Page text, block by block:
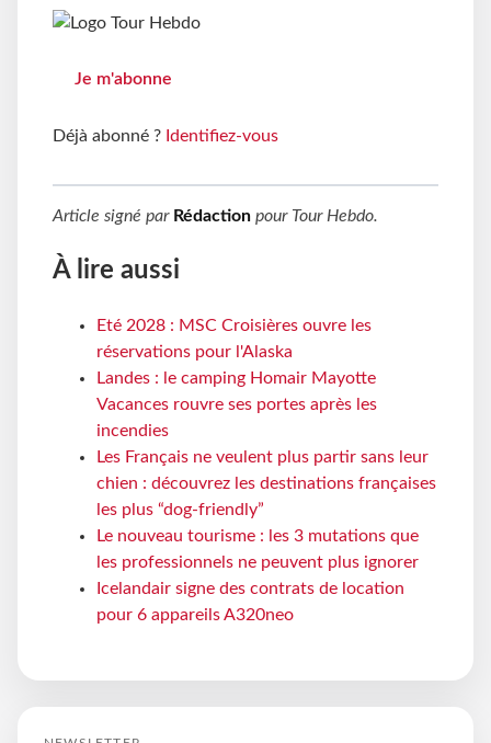
Je m'abonne
Déjà abonné ? Identifiez-vous
Article signé par Rédaction pour Tour Hebdo.
À lire aussi
Eté 2028 : MSC Croisières ouvre les
réservations pour l'Alaska
Landes : le camping Homair Mayotte
Vacances rouvre ses portes après les
incendies
Les Français ne veulent plus partir sans leur
chien : découvrez les destinations françaises
les plus “dog-friendly”
Le nouveau tourisme : les 3 mutations que
les professionnels ne peuvent plus ignorer
Icelandair signe des contrats de location
pour 6 appareils A320neo